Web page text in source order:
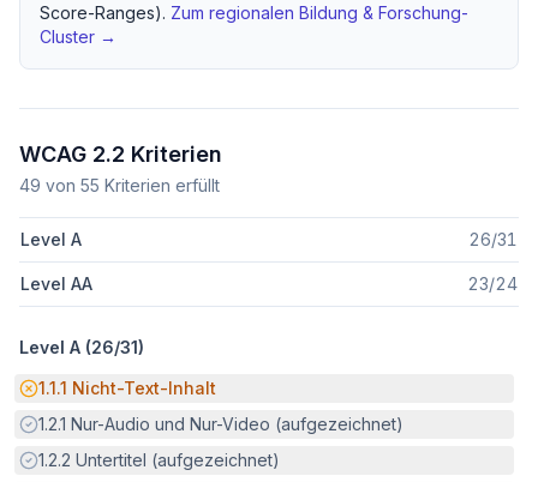
Score-Ranges). Zum regionalen Bildung & Forschung-
Cluster →
WCAG 2.2 Kriterien
49 von 55 Kriterien erfüllt
Level A 26/31
Level AA 23/24
Level A (26/31)
Potenzielle Barriere:
1.1.1 Nicht-Text-Inhalt
Erfüllt:
1.2.1 Nur-Audio und Nur-Video (aufgezeichnet)
Erfüllt:
1.2.2 Untertitel (aufgezeichnet)